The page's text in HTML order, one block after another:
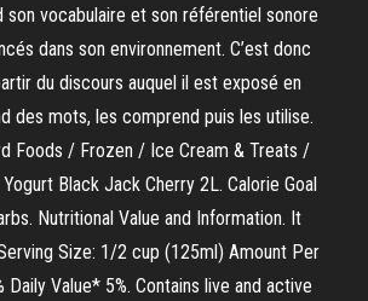
son vocabulaire et son référentiel sonore
dans son environnement. C’est donc
du discours auquel il est exposé en
des mots, les comprend puis les utilise.
Foods / Frozen / Ice Cream & Treats /
Black Jack Cherry 2L. Calorie Goal
Nutritional Value and Information. It
Size: 1/2 cup (125ml) Amount Per
Daily Value* 5%. Contains live and active